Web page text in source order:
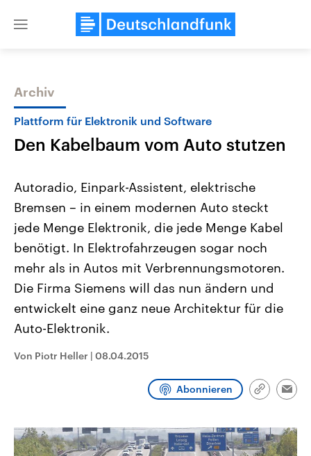
Close
Themen
Landtagswahl Sachsen-Anhalt
2026
Alle Informationen
Sachsen-Anhalt wählt am 6.
September 2026 einen neuen
Bundesland von einer Koalition aus
Umfragen, Prognosen,
und Hintergründe zu den Parteien
und Kandidaten der anstehenden
Aktuelle Beiträge,
Hintergründe
Wirtschaftlich und
gehören die Vereinigten
mit großem Einfluss auf
Sendungen Programm
Archiv
Plattform für Elektronik und Software
Den Kabelbaum vom Auto stutzen
Autoradio, Einpark-Assistent, elektrische
Bremsen – in einem modernen Auto steckt
jede Menge Elektronik, die jede Menge Kabel
benötigt. In Elektrofahrzeugen sogar noch
mehr als in Autos mit Verbrennungsmotoren.
Die Firma Siemens will das nun ändern und
entwickelt eine ganz neue Architektur für die
Auto-Elektronik.
Von Piotr Heller | 08.04.2015
Abonnieren
Link